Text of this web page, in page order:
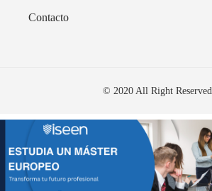
Contacto
© 2020 All Right Reserved.